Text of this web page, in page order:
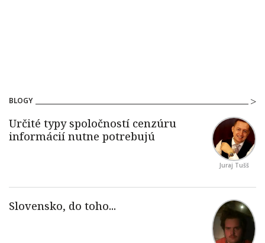
BLOGY
Juraj Tušš